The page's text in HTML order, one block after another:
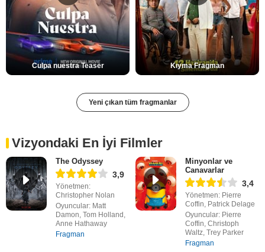
Culpa nuestra Teaser Kıyma Fragman
Yeni çıkan tüm fragmanlar
Vizyondaki En İyi Filmler
The Odyssey
3,9
Yönetmen:
Christopher Nolan
Oyuncular: Matt
Damon, Tom Holland,
Anne Hathaway
Fragman
Minyonlar ve
Canavarlar
3,4
Yönetmen: Pierre
Coffin, Patrick Delage
Oyuncular: Pierre
Coffin, Christoph
Waltz, Trey Parker
Fragman